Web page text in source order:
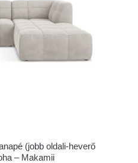
(jobb oldali-heverő
– Makamii